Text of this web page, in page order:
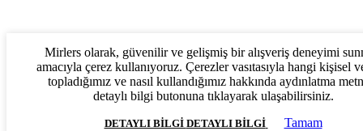
Mirlers olarak, güvenilir ve gelişmiş bir alışveriş deneyimi
amacıyla çerez kullanıyoruz. Çerezler vasıtasıyla hangi kişisel
topladığımız ve nasıl kullandığımız hakkında aydınlatma
detaylı bilgi butonuna tıklayarak ulaşabilirsiniz.
DETAYLI BILGI DETAYLI BILGI Tamam